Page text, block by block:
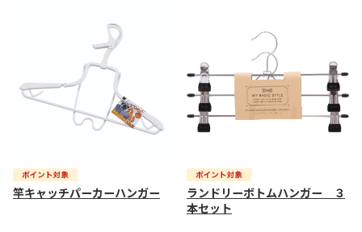
竿キャッチパーカーハンガー
ランドリーボトムハンガー ３
本セット